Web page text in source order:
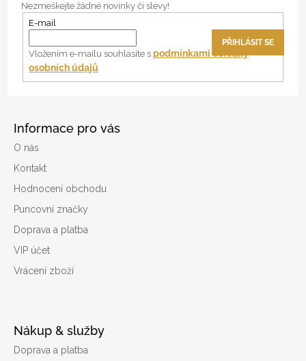
Informace pro vás
O nás
Kontakt
Hodnocení obchodu
Puncovní značky
Doprava a platba
VIP účet
Vrácení zboží
Nákup & služby
Doprava a platba
Nezmeškejte žádné novinky či slevy!
E-mail
Vložením e-mailu souhlasíte spodmínkami ochrany
osobních údajů
PŘIHLÁSIT SE